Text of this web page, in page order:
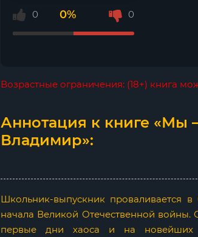
0 0% 0
Возрастные ограничения: (18+) книга
Аннотация к книге «Мы
Владимир»:
Школьник-выпускник проваливается
начала Великой Отечественной войны.
первые дни хаоса и на новейших